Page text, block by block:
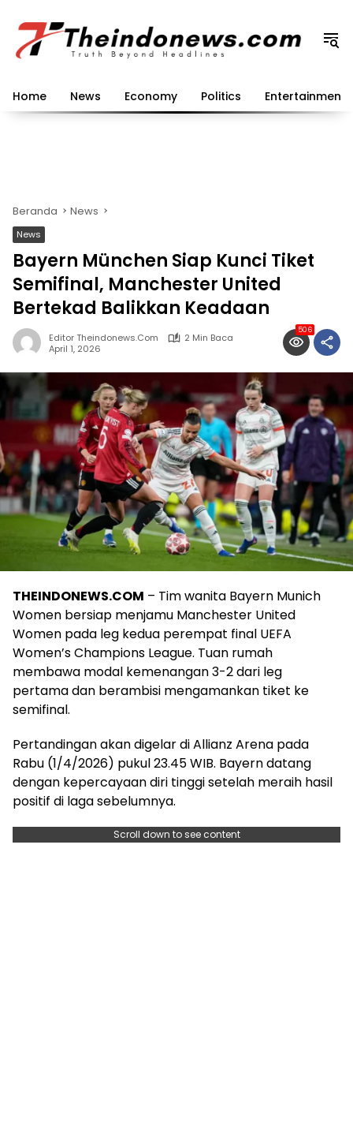
konten
Home News Economy Politics Entertainment
Beranda News
News
Bayern München Siap Kunci Tiket
Semifinal, Manchester United
Bertekad Balikkan Keadaan
Editor Theindonews.com
2 Min Baca
April 1, 2026
506
THEINDONEWS.COM – Tim wanita Bayern Munich
Women bersiap menjamu Manchester United
Women pada leg kedua perempat final UEFA
Women’s Champions League. Tuan rumah
membawa modal kemenangan 3-2 dari leg
pertama dan berambisi mengamankan tiket ke
semifinal.
Pertandingan akan digelar di Allianz Arena pada
Rabu (1/4/2026) pukul 23.45 WIB. Bayern datang
dengan kepercayaan diri tinggi setelah meraih hasil
positif di laga sebelumnya.
Scroll down to see content